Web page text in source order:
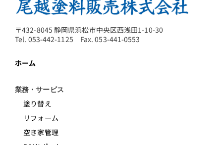
〒432-8045 静岡県浜松市中央区西浅田1-10-30
Tel. 053-442-1125 Fax. 053-441-0553
ホーム
業務・サービス
塗り替え
リフォーム
空き家管理